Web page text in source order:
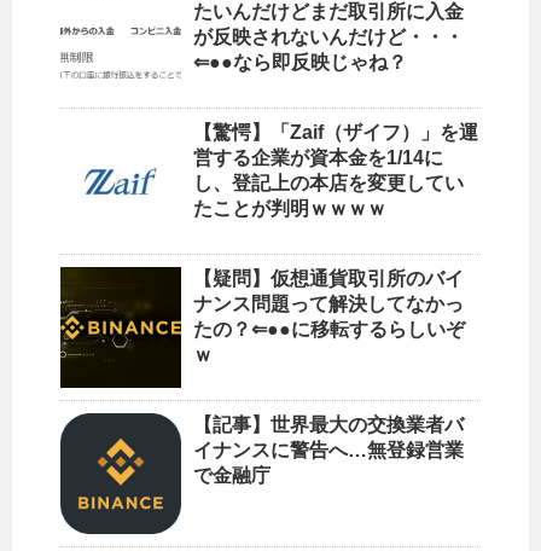
たいんだけどまだ取引所に入金
が反映されないんだけど・・・
⇐●●なら即反映じゃね？
【驚愕】「Zaif（ザイフ）」を運
営する企業が資本金を1/14に
し、登記上の本店を変更してい
たことが判明ｗｗｗｗ
【疑問】仮想通貨取引所のバイ
ナンス問題って解決してなかっ
たの？⇐●●に移転するらしいぞ
ｗ
【記事】世界最大の交換業者バ
イナンスに警告へ…無登録営業
で金融庁